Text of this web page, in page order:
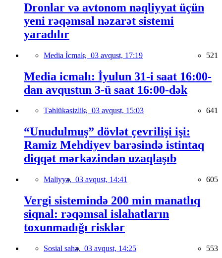
Dronlar və avtonom nəqliyyat üçün
yeni rəqəmsal nəzarət sistemi
yaradılır
Media İcmalı, 03 avqust, 17:19 521
Media icmalı: İyulun 31-i saat 16:00-
dan avqustun 3-ü saat 16:00-dək
Təhlükəsizlik, 03 avqust, 15:03 641
“Unudulmuş” dövlət çevrilişi işi:
Ramiz Mehdiyev barəsində istintaq
diqqət mərkəzindən uzaqlaşıb
Maliyyə, 03 avqust, 14:41 605
Vergi sistemində 200 min manatlıq
siqnal: rəqəmsal islahatların
toxunmadığı risklər
Sosial sahə, 03 avqust, 14:25 553